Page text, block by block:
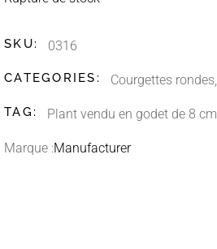
SKU: 0316
CATEGORIES: Courgettes rondes,
TAG: Plant vendu en godet de 8 cm
Marque :Manufacturer